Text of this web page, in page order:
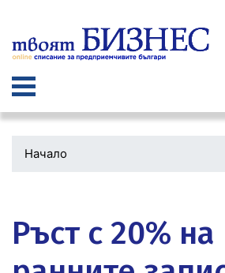
към
Начало
Ръст с 20% на